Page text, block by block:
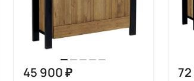
45 900 ₽